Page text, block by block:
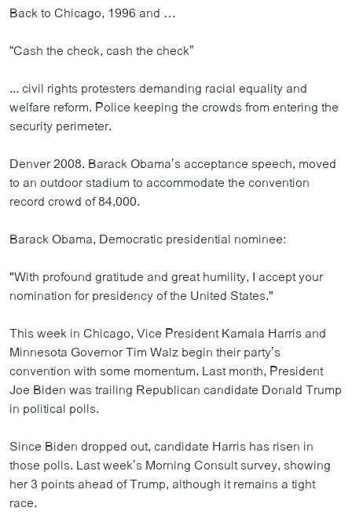
Back to Chicago, 1996 and …
“Cash the check, cash the check”
... civil rights protesters demanding racial equality and
welfare reform. Police keeping the crowds from entering the
security perimeter.
Denver 2008. Barack Obama’s acceptance speech, moved
to an outdoor stadium to accommodate the convention
record crowd of 84,000.
Barack Obama, Democratic presidential nominee:
"With profound gratitude and great humility, I accept your
nomination for presidency of the United States."
This week in Chicago, Vice President Kamala Harris and
Minnesota Governor Tim Walz begin their party’s
convention with some momentum. Last month, President
Joe Biden was trailing Republican candidate Donald Trump
in political polls.
Since Biden dropped out, candidate Harris has risen in
those polls. Last week’s Morning Consult survey, showing
her 3 points ahead of Trump, although it remains a tight
race.